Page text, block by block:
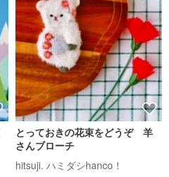
とっておきの花束をどうぞ 羊
さんブローチ
hitsuji. ハミダシhanco！